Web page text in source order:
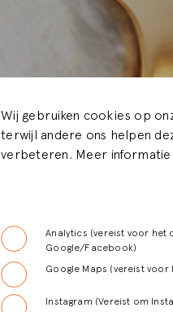
Wij gebruiken cookies op
terwijl andere ons helpen
verbeteren. Meer informatie
Analytics (vereist voor het
Google/Facebook)
Google Maps (vereist
Instagram (Vereist om